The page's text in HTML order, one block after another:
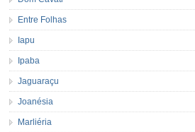
Entre Folhas
Iapu
Ipaba
Jaguaraçu
Joanésia
Marliéria